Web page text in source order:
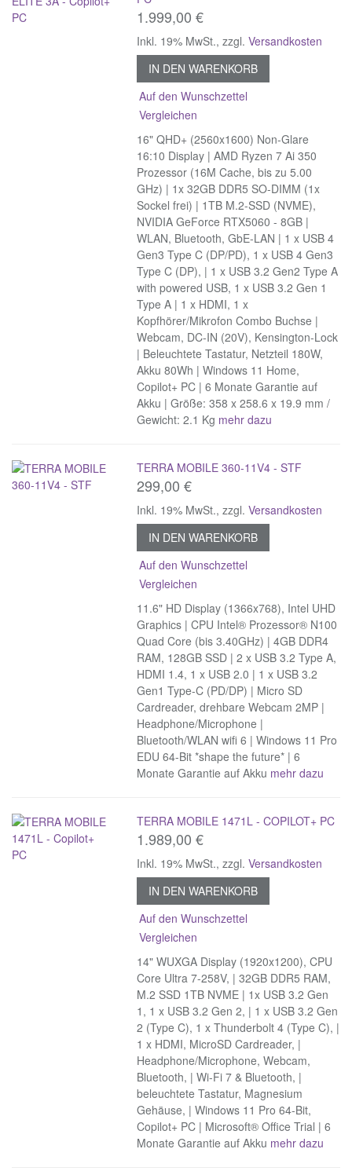
1.999,00 €
Inkl. 19% MwSt.,zzgl.Versandkosten
IN DEN WARENKORB
Auf den Wunschzettel
Vergleichen
16" QHD+ (2560x1600) Non-Glare
16:10 Display | AMD Ryzen 7 Ai 350
Prozessor (16M Cache, bis zu 5.00
GHz) | 1x 32GB DDR5 SO-DIMM (1x
Sockel frei) | 1TB M.2-SSD (NVME),
NVIDIA GeForce RTX5060 - 8GB |
WLAN, Bluetooth, GbE-LAN | 1 x USB 4
Gen3 Type C (DP/PD), 1 x USB 4 Gen3
Type C (DP), | 1 x USB 3.2 Gen2 Type A
with powered USB, 1 x USB 3.2 Gen 1
Type A | 1 x HDMI, 1 x
Kopfhörer/Mikrofon Combo Buchse |
Webcam, DC-IN (20V), Kensington-Lock
| Beleuchtete Tastatur, Netzteil 180W,
Akku 80Wh | Windows 11 Home,
Copilot+ PC | 6 Monate Garantie auf
Akku | Größe: 358 x 258.6 x 19.9 mm /
Gewicht: 2.1 Kg mehr dazu
TERRA MOBILE 360-11V4 - STF
299,00 €
Inkl. 19% MwSt.,zzgl.Versandkosten
IN DEN WARENKORB
Auf den Wunschzettel
Vergleichen
11.6" HD Display (1366x768), Intel UHD
Graphics | CPU Intel® Prozessor® N100
Quad Core (bis 3.40GHz) | 4GB DDR4
RAM, 128GB SSD | 2 x USB 3.2 Type A,
HDMI 1.4, 1 x USB 2.0 | 1 x USB 3.2
Gen1 Type-C (PD/DP) | Micro SD
Cardreader, drehbare Webcam 2MP |
Headphone/Microphone |
Bluetooth/WLAN wifi 6 | Windows 11 Pro
EDU 64-Bit *shape the future* | 6
Monate Garantie auf Akku mehr dazu
TERRA MOBILE 1471L - COPILOT+ PC
1.989,00 €
Inkl. 19% MwSt.,zzgl.Versandkosten
IN DEN WARENKORB
Auf den Wunschzettel
Vergleichen
14" WUXGA Display (1920x1200), CPU
Core Ultra 7-258V, | 32GB DDR5 RAM,
M.2 SSD 1TB NVME | 1x USB 3.2 Gen
1, 1 x USB 3.2 Gen 2, | 1 x USB 3.2 Gen
2 (Type C), 1 x Thunderbolt 4 (Type C), |
1 x HDMI, MicroSD Cardreader, |
Headphone/Microphone, Webcam,
Bluetooth, | Wi-Fi 7 & Bluetooth, |
beleuchtete Tastatur, Magnesium
Gehäuse, | Windows 11 Pro 64-Bit,
Copilot+ PC | Microsoft® Office Trial | 6
Monate Garantie auf Akku mehr dazu